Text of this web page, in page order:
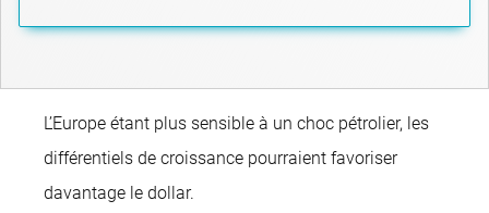
L’Europe étant plus sensible à un choc pétrolier, les
différentiels de croissance pourraient favoriser
davantage le dollar.